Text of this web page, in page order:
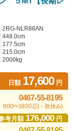
2RG-NLR88AN
448.0cm
177.5cm
215.0cm
2000kg
日額 17,600円
0467-55-8195
9:00〜18:00 (日・祝休み)
考月額 176,000円